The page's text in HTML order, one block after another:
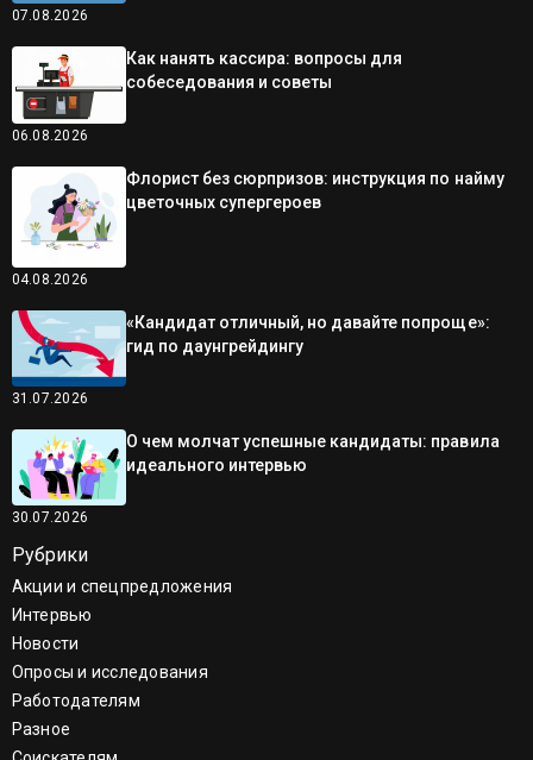
07.08.2026
06.08.2026
Как нанять кассира: вопросы для
собеседования и советы
04.08.2026
Флорист без сюрпризов: инструкция по найму
цветочных супергероев
31.07.2026
«Кандидат отличный, но давайте попроще»:
гид по даунгрейдингу
30.07.2026
О чем молчат успешные кандидаты: правила
идеального интервью
Рубрики
Акции и спецпредложения
Интервью
Новости
Опросы и исследования
Работодателям
Разное